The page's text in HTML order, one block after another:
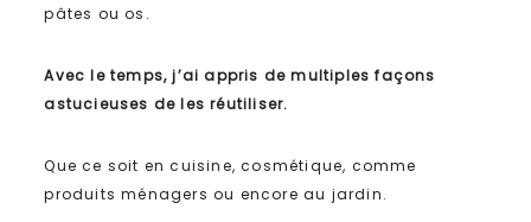
pâtes ou os.
Avec le temps, j’ai appris de multiples façons
astucieuses de les réutiliser.
Que ce soit en cuisine, cosmétique, comme
produits ménagers ou encore au jardin.